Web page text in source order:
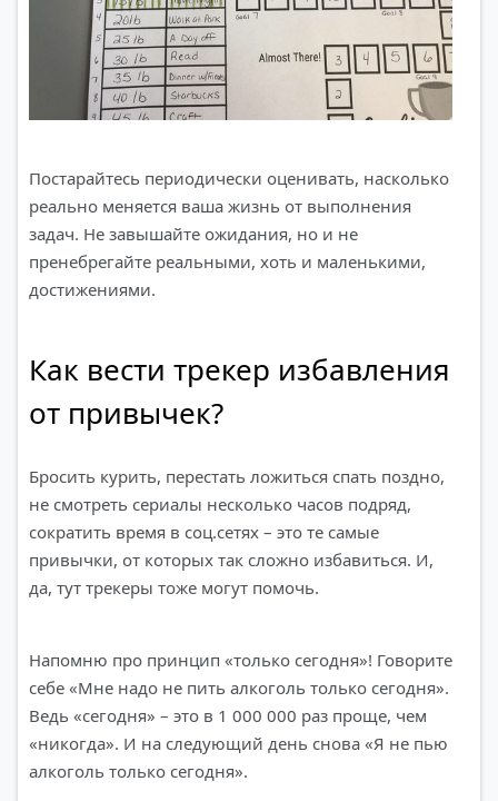
Постарайтесь периодически оценивать, насколько
реально меняется ваша жизнь от выполнения
задач. Не завышайте ожидания, но и не
пренебрегайте реальными, хоть и маленькими,
достижениями.
Как вести трекер избавления
от привычек?
Бросить курить, перестать ложиться спать поздно,
не смотреть сериалы несколько часов подряд,
сократить время в соц.сетях – это те самые
привычки, от которых так сложно избавиться. И,
да, тут трекеры тоже могут помочь.
Напомню про принцип «только сегодня»! Говорите
себе «Мне надо не пить алкоголь только сегодня».
Ведь «сегодня» – это в 1 000 000 раз проще, чем
«никогда». И на следующий день снова «Я не пью
алкоголь только сегодня».